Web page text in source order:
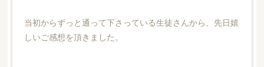
当初からずっと通って下さっている生徒さんから、先日嬉
しいご感想を頂きました。